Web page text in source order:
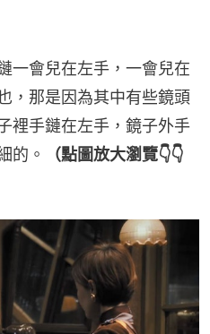
一會兒在左手，一會兒在
，那是因為其中有些鏡頭
裡手鏈在左手，鏡子外手
的。
（點圖放大瀏覽👇👇